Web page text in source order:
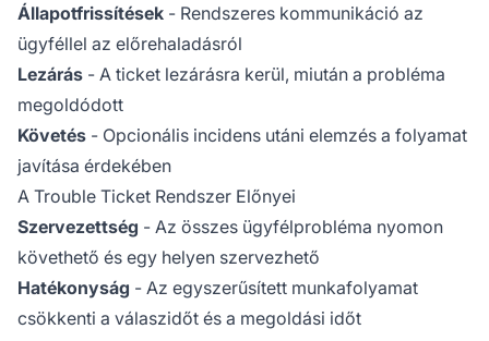
Állapotfrissítések - Rendszeres kommunikáció az
ügyféllel az előrehaladásról
Lezárás - A ticket lezárásra kerül, miután a probléma
megoldódott
Követés - Opcionális incidens utáni elemzés a folyamat
javítása érdekében
A Trouble Ticket Rendszer Előnyei
Szervezettség - Az összes ügyfélprobléma nyomon
követhető és egy helyen szervezhető
Hatékonyság - Az egyszerűsített munkafolyamat
csökkenti a válaszidőt és a megoldási időt